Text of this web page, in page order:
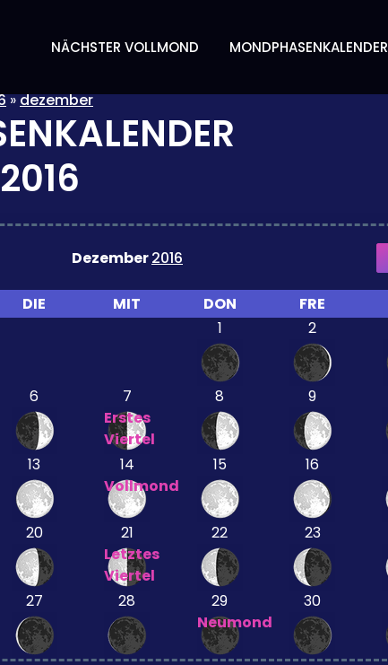
NÄCHSTER VOLLMOND MONDPHASENKALENDER
»dezember
Dezember2016
DIE MIT DON FRE
1
2
6
7
Erstes
Viertel
8 9
13
14
Vollmond
15 16
20
21
Letztes
Viertel
22 23
27 28
29
Neumond
30